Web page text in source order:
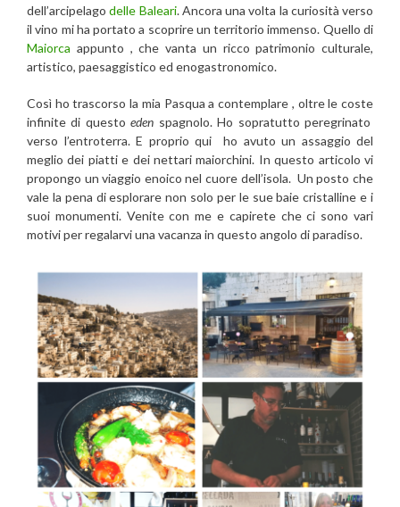
dell’arcipelagodelle Baleari. Ancora una volta la curiosità verso
il vino mi ha portato a scoprire un territorio immenso. Quello di
Maiorca appunto , che vanta un ricco patrimonio culturale,
artistico, paesaggistico ed enogastronomico.
Così ho trascorso la mia Pasqua a contemplare , oltre le coste
infinite di questoeden spagnolo. Ho sopratutto peregrinato
verso l’entroterra. E proprio qui ho avuto un assaggio del
meglio dei piatti e dei nettari maiorchini. In questo articolo vi
propongo un viaggio enoico nel cuore dell’isola. Un posto che
vale la pena di esplorare non solo per le sue baie cristalline e i
suoi monumenti. Venite con me e capirete che ci sono vari
motivi per regalarvi una vacanza in questo angolo di paradiso.